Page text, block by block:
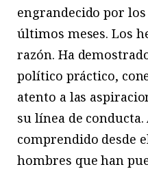
engrandecido por
últimos meses. Los
razón. Ha
político práctico,
atento a las
su línea de conducta.
comprendido desde
hombres que han